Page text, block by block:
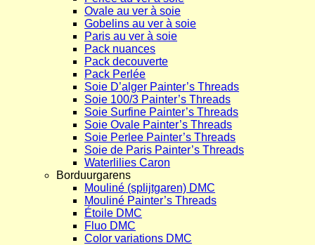
Ovale au ver à soie
Gobelins au ver à soie
Paris au ver à soie
Pack nuances
Pack decouverte
Pack Perlée
Soie D’alger Painter’s Threads
Soie 100/3 Painter’s Threads
Soie Surfine Painter’s Threads
Soie Ovale Painter’s Threads
Soie Perlee Painter’s Threads
Soie de Paris Painter’s Threads
Waterlilies Caron
Borduurgarens
Mouliné (splijtgaren) DMC
Mouliné Painter’s Threads
Étoile DMC
Fluo DMC
Color variations DMC